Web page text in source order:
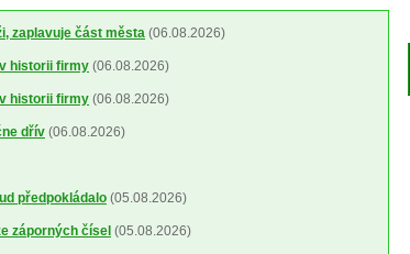
zaplavuje část města (06.08.2026)
historii firmy (06.08.2026)
historii firmy (06.08.2026)
dřív (06.08.2026)
předpokládalo (05.08.2026)
záporných čísel (05.08.2026)